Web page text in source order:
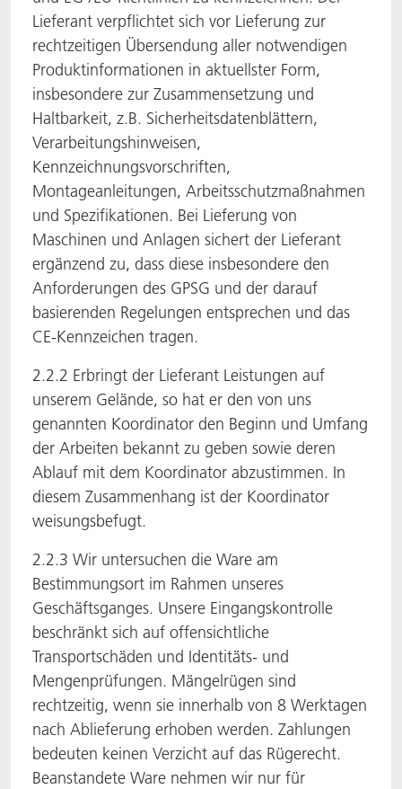
Lieferant verpflichtet sich vor Lieferung zur
rechtzeitigen Übersendung aller notwendigen
Produktinformationen in aktuellster Form,
insbesondere zur Zusammensetzung und
Haltbarkeit, z.B. Sicherheitsdatenblättern,
Verarbeitungshinweisen,
Kennzeichnungsvorschriften,
Montageanleitungen, Arbeitsschutzmaßnahmen
und Spezifikationen. Bei Lieferung von
Maschinen und Anlagen sichert der Lieferant
ergänzend zu, dass diese insbesondere den
Anforderungen des GPSG und der darauf
basierenden Regelungen entsprechen und das
CE-Kennzeichen tragen.
2.2.2 Erbringt der Lieferant Leistungen auf
unserem Gelände, so hat er den von uns
genannten Koordinator den Beginn und Umfang
der Arbeiten bekannt zu geben sowie deren
Ablauf mit dem Koordinator abzustimmen. In
diesem Zusammenhang ist der Koordinator
weisungsbefugt.
2.2.3 Wir untersuchen die Ware am
Bestimmungsort im Rahmen unseres
Geschäftsganges. Unsere Eingangskontrolle
beschränkt sich auf offensichtliche
Transportschäden und Identitäts- und
Mengenprüfungen. Mängelrügen sind
rechtzeitig, wenn sie innerhalb von 8 Werktagen
nach Ablieferung erhoben werden. Zahlungen
bedeuten keinen Verzicht auf das Rügerecht.
Beanstandete Ware nehmen wir nur für